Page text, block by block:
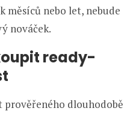
měsíců nebo let, nebude
nováček.
ready-
dlouhodobě